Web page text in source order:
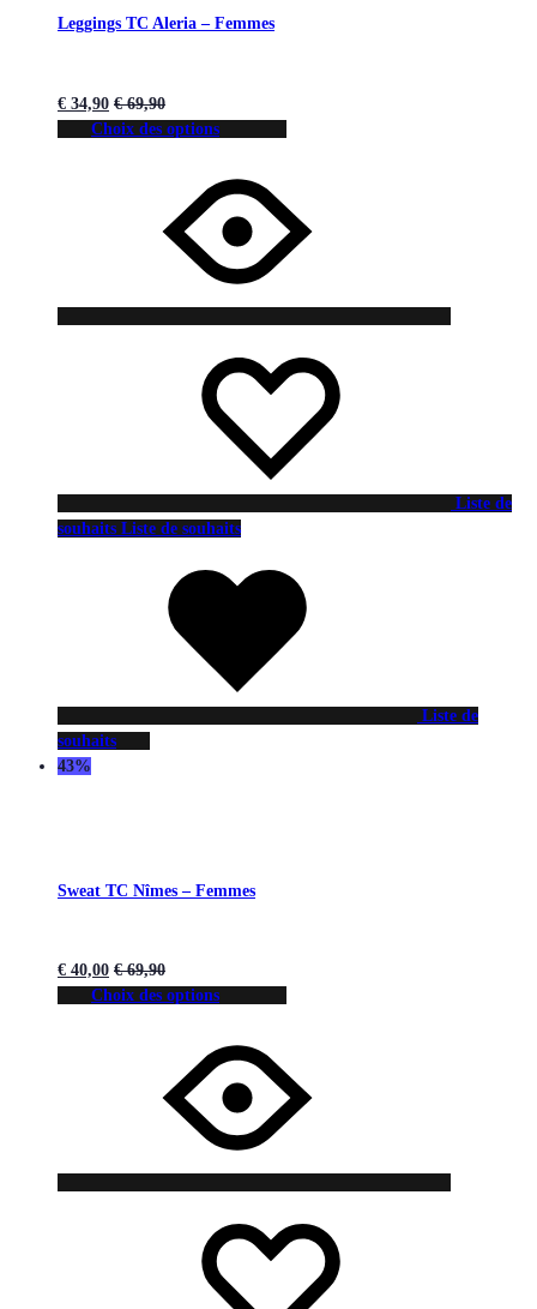
Leggings TC Aleria – Femmes
€ 34,90 €69,90
Choix des options
Liste de
souhaits Liste de souhaits
Liste de
souhaits
43%
Sweat TC Nîmes – Femmes
€ 40,00 €69,90
Choix des options